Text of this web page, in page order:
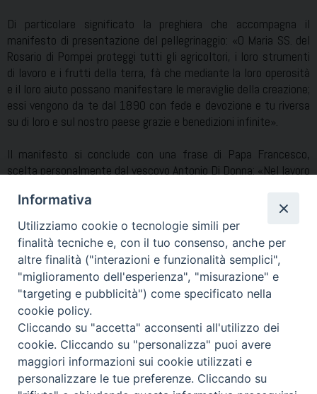
Di particolare significato la preghiera che accompagna il
manifesto di presentazione del pellegrinaggio: «O Maria SS. del
Rosario di Pompei proteggi tutti gli agricoltori, i loro strumenti
di lavoro e i frutti della terra, fà che mediante la loro operosità
e il loro aiuto possano manifestare le meraviglie della creazione;
essi vengono da te dal 1890 con fede e devozione e tu riversa
su di loro e sul nostro paese grazie e benedizioni infinite».
Il manifesto si conclude con una frase di Papa Francesco,
scelta personalmente dal vescovo Antonio Di Donna: «Nel lavoro
che ci viene da Dio, …chiamati a coltivare e custodire la terra».
La Messa presieduta dal vescovo Di Donna nella Basilica di
Pompei alle 8.30 di domenica 17 maggio 2015 sarà trasmessa
in diretta da TV2000.
Condividi…
Informativa
Utilizziamo cookie o tecnologie simili per
finalità tecniche e, con il tuo consenso, anche per
altre finalità ("interazioni e funzionalità semplici",
"miglioramento dell'esperienza", "misurazione" e
"targeting e pubblicità") come specificato nella
cookie policy.
Cliccando su "accetta" acconsenti all'utilizzo dei
cookie. Cliccando su "personalizza" puoi avere
maggiori informazioni sui cookie utilizzati e
personalizzare le tue preferenze. Cliccando su